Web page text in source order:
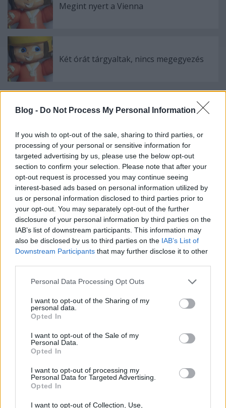
Blog - Do Not Process My Personal Information
If you wish to opt-out of the sale, sharing to third parties, or
processing of your personal or sensitive information for
targeted advertising by us, please use the below opt-out
section to confirm your selection. Please note that after your
opt-out request is processed you may continue seeing
interest-based ads based on personal information utilized by
us or personal information disclosed to third parties prior to
your opt-out. You may separately opt-out of the further
disclosure of your personal information by third parties on the
IAB’s list of downstream participants. This information may
also be disclosed by us to third parties on the IAB’s List of
Downstream Participants that may further disclose it to other
Please note that this website/app uses one or more Google
not limited to your visit or usage behaviour. You may click to
grant or deny consent to Google and its third-party tags to
use your data for below specified purposes in below Google
consent section.
Personal Data Processing Opt Outs
I want to opt-out of the Sharing of my
personal data.
Opted In
I want to opt-out of the Sale of my
Personal Data.
Opted In
I want to opt-out of processing my
Personal Data for Targeted Advertising.
Opted In
I want to opt-out of Collection, Use,
Megint nyert a Vienna
Két órát tárgyaltak, nincs megegyezés
Szólj hozzá!
A hozzászóláshoz be kell lépned!
VAGY
ultra viola
17 éve
Ki gondolta néhány éve, hogy mekkora "Classic"
érzés a Niedermayer-Sturwick duónak a
Kisstadionban játszani... Nekünk meg égett az
arcunk ahelyett, hogy büszkék lettünk volna! Ez
aztán a hagyományörzés! :-))))